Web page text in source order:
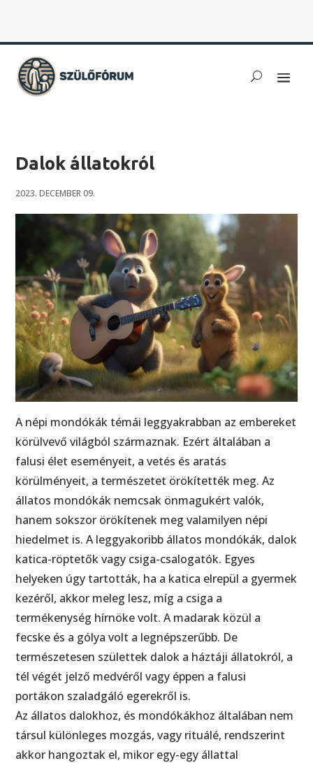
Dalok állatokról
2023. DECEMBER 09.
A népi mondókák témái leggyakrabban az embereket
körülvevő világból származnak. Ezért általában a
falusi élet eseményeit, a vetés és aratás
körülményeit, a természetet örökítették meg. Az
állatos mondókák nemcsak önmagukért valók,
hanem sokszor örökítenek meg valamilyen népi
hiedelmet is. A leggyakoribb állatos mondókák, dalok
katica-röptetők vagy csiga-csalogatók. Egyes
helyeken úgy tartották, ha a katica elrepül a gyermek
kezéről, akkor meleg lesz, míg a csiga a
termékenység hírnöke volt. A madarak közül a
fecske és a gólya volt a legnépszerűbb. De
természetesen születtek dalok a háztáji állatokról, a
tél végét jelző medvéről vagy éppen a falusi
portákon szaladgáló egerekről is.
Az állatos dalokhoz, és mondókákhoz általában nem
társul különleges mozgás, vagy rituálé, rendszerint
akkor hangoztak el, mikor egy-egy állattal